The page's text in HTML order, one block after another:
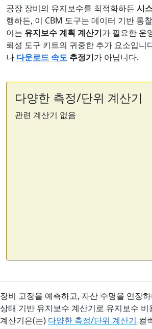
공장 장비의 유지보수를 최적화하든 시
행하든, 이 CBM 도구는 데이터 기반 통
이는 유지보수 계획 계산기가 필요한 운
뢰성 도구 키트의 귀중한 추가 요소입니
나 다운로드 속도 추정기가 아닙니다.
다양한 측정/단위 계산기
관련 계산기 없음
장비 고장을 예측하고, 자산 수명을 연장
상태 기반 유지보수 계산기로 유지보수 비
계산기은(는) 다양한 측정/단위 계산기 컬